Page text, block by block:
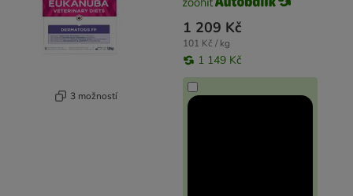
3 možností
1 209 Kč
101 Kč / kg
1 149 Kč